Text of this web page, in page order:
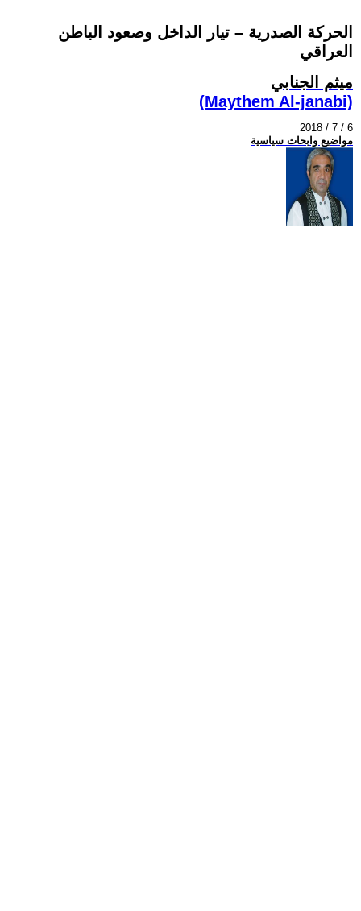
الحركة الصدرية – تيار الداخل وصعود الباطن
العراقي
ميثم الجنابي
(Maythem Al-janabi)
2018 / 7 / 6
مواضيع وابحاث سياسية